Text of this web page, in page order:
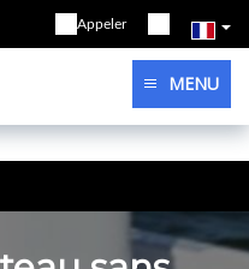
Appeler
MENU